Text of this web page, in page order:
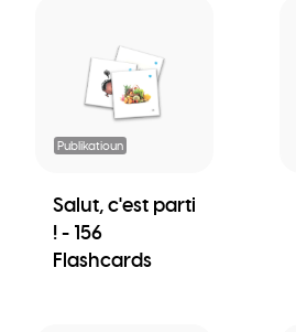
Publikatioun
Salut, c'est parti
! - 156
Flashcards